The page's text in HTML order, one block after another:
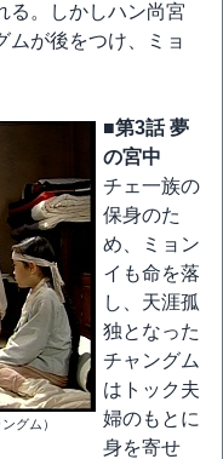
る。しかしハン尚宮
ムが後をつけ、ミョ
グム）
■第3話 夢
の宮中
チェ一族の
保身のた
め、ミョン
イも命を落
し、天涯孤
独となった
チャングム
はトック夫
婦のもとに
身を寄せ